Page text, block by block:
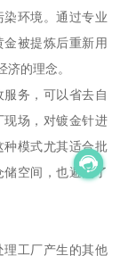
环境。通过专业
被提炼后重新用
的理念。
务，可以省去自
场，对镀金针进
模式尤其适合批
空间，也避免了
工厂产生的其他